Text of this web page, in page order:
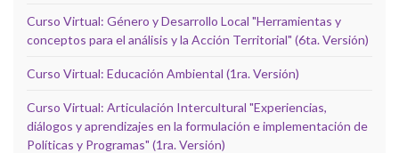
Curso Virtual: Género y Desarrollo Local "Herramientas y
conceptos para el análisis y la Acción Territorial" (6ta. Versión)
Curso Virtual: Educación Ambiental (1ra. Versión)
Curso Virtual: Articulación Intercultural "Experiencias,
diálogos y aprendizajes en la formulación e implementación de
Políticas y Programas" (1ra. Versión)